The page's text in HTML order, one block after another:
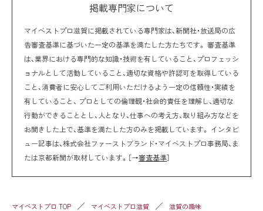
掲載専門家について
マイベストプロ滋賀に掲載されている専門家は、新聞社・放送局の広
告審査基準に基づいた一定の基準を満たした方たちです。 審査基準
は、業界における専門的な知識・技術を有していること、プロフェッシ
ョナルとして活動していること、適切な資格や許認可を取得している
こと、消費者に安心してご利用いただけるよう一定の信頼性・実績を
有していること、 プロとしての倫理観・社会的責任を理解し、適切な
行動ができることとし、人となり、仕事への考え方、取り組み方などを
お聞きした上で、基準を満たした方のみを掲載しています。 インタビ
ュー記事は、株式会社ファーストブランド・マイベストプロ事務局、ま
たは京都新聞が取材しています。［→審査基準］
マイベストプロ TOP マイベストプロ滋賀
滋賀の趣味